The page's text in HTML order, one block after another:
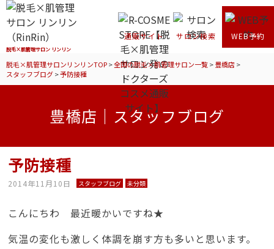
脱毛×肌管理サロン リンリン
通販サイト サロン検索 WEB予約
脱毛×肌管理サロンリンリンTOP>全国の脱毛×肌管理サロン一覧>豊橋店>
スタッフブログ>予防接種
豊橋店｜スタッフブログ
予防接種
2014年11月10日 スタッフブログ 未分類
こんにちわ 最近暖かいですね★
気温の変化も激しく体調を崩す方も多いと思います。